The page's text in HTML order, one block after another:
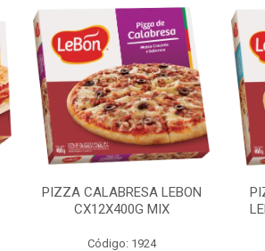
PIZZA CALABRESA LEBON
CX12X400G MIX
Código: 1924